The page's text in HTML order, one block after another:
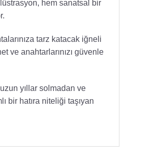
hem sanatsal bir
tarz katacak iğneli
ve anahtarlarınızı güvenle
yıllar solmadan ve
bir hatıra niteliği taşıyan